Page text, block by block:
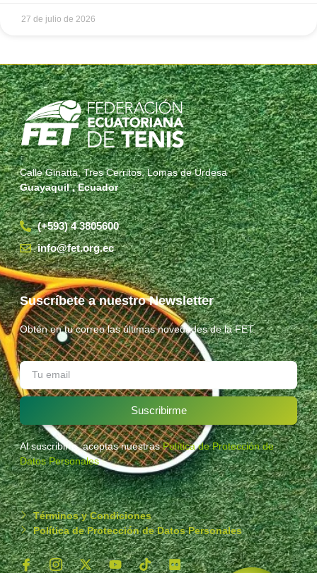
27 de julio de 2026
Calle Ginatta, Tres Cerritos, Lomas de Urdesa
Guayaquil , Ecuador
(+593) 4 3805600
info@fet.org.ec
Suscríbete a nuestro Newsletter
Obtén en tu correo las últimas novedades de la FET.
Suscribirme
Al suscribirte, aceptas nuestrasPolítica de Protección de
Datos Personales.
Términos y Condiciones
Política de Protección de Datos Personales